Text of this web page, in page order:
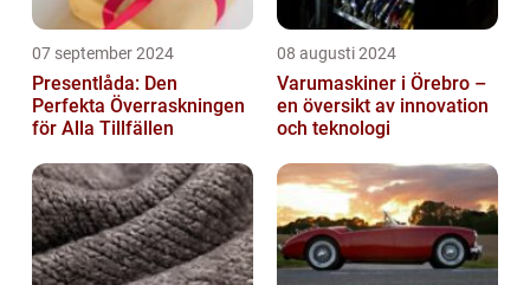
07 september 2024
Presentlåda: Den
Perfekta Överraskningen
för Alla Tillfällen
08 augusti 2024
Varumaskiner i Örebro –
en översikt av innovation
och teknologi